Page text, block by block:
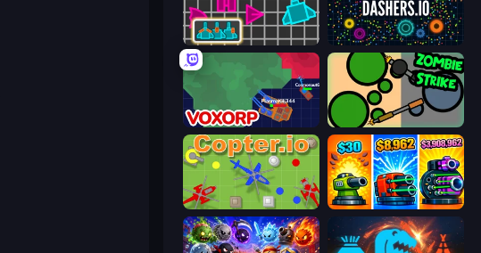
Shape Crusher Dashers.io
Voxorp ZombieStrike
Copter.io Pumpkin Defense: Merge Cannon